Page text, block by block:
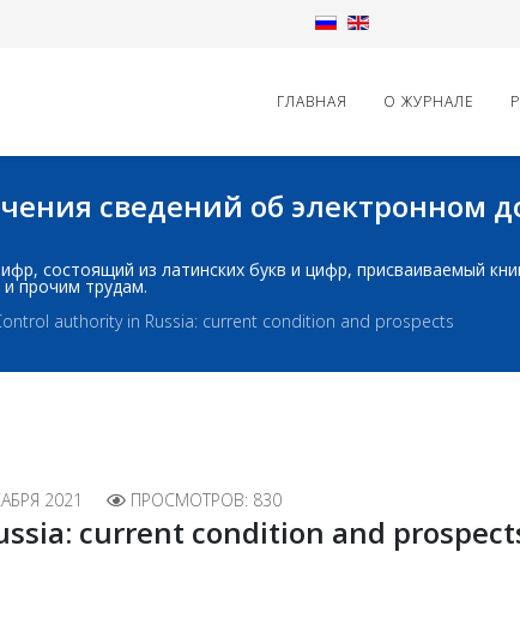
ГЛАВНАЯ О ЖУРНАЛЕ
сведений об
состоящий из латинских букв и цифр, присваиваемый
прочим трудам.
authority in Russia: current condition and prospects
2021 ПРОСМОТРОВ: 830
current condition and